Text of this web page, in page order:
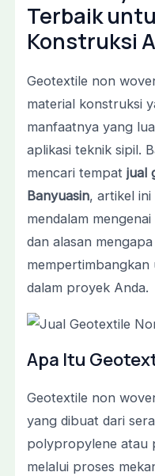
Terbaik
Konstruksi
Geotextile non
material konstruksi
manfaatnya yang
aplikasi teknik sipil.
mencari tempat jual
Banyuasin, artikel ini
mendalam
dan alasan
dalam proyek Anda.
Apa Itu
Geotextile non
yang dibuat dari
polypropylene atau
melalui proses